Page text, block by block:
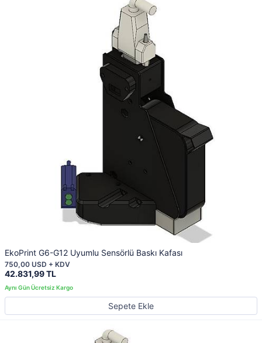
EkoPrint G6-G12 Uyumlu Sensörlü Baskı Kafası
42.831,99 TL
750,00 USD + KDV
Sepete Ekle